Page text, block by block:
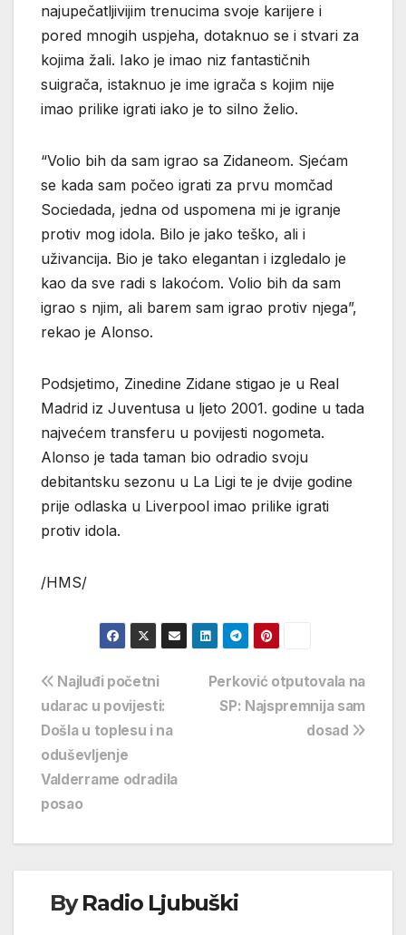
najupečatljivijim trenucima svoje karijere i
pored mnogih uspjeha, dotaknuo se i stvari za
kojima žali. Iako je imao niz fantastičnih
suigrača, istaknuo je ime igrača s kojim nije
imao prilike igrati iako je to silno želio.
“Volio bih da sam igrao sa Zidaneom. Sjećam
se kada sam počeo igrati za prvu momčad
Sociedada, jedna od uspomena mi je igranje
protiv mog idola. Bilo je jako teško, ali i
uživancija. Bio je tako elegantan i izgledalo je
kao da sve radi s lakoćom. Volio bih da sam
igrao s njim, ali barem sam igrao protiv njega”,
rekao je Alonso.
Podsjetimo, Zinedine Zidane stigao je u Real
Madrid iz Juventusa u ljeto 2001. godine u tada
najvećem transferu u povijesti nogometa.
Alonso je tada taman bio odradio svoju
debitantsku sezonu u La Ligi te je dvije godine
prije odlaska u Liverpool imao prilike igrati
protiv idola.
/HMS/
Navigacija
objava
Perković otputovala na
SP: Najspremnija sam
dosad
Najluđi početni
udarac u povijesti:
Došla u toplesu i na
oduševljenje
Valderrame odradila
posao
ByRadio Ljubuški